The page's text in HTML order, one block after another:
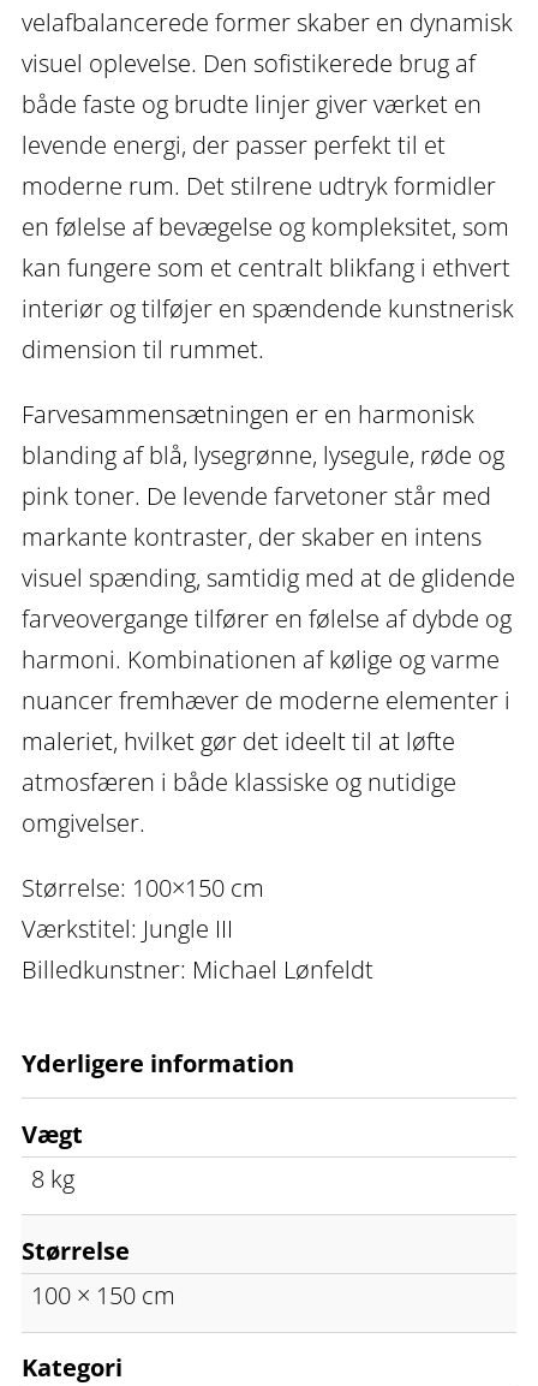
velafbalancerede former skaber en dynamisk
visuel oplevelse. Den sofistikerede brug af
både faste og brudte linjer giver værket en
levende energi, der passer perfekt til et
moderne rum. Det stilrene udtryk formidler
en følelse af bevægelse og kompleksitet, som
kan fungere som et centralt blikfang i ethvert
interiør og tilføjer en spændende kunstnerisk
dimension til rummet.
Farvesammensætningen er en harmonisk
blanding af blå, lysegrønne, lysegule, røde og
pink toner. De levende farvetoner står med
markante kontraster, der skaber en intens
visuel spænding, samtidig med at de glidende
farveovergange tilfører en følelse af dybde og
harmoni. Kombinationen af kølige og varme
nuancer fremhæver de moderne elementer i
maleriet, hvilket gør det ideelt til at løfte
atmosfæren i både klassiske og nutidige
omgivelser.
Størrelse: 100×150 cm
Værkstitel: Jungle III
Billedkunstner: Michael Lønfeldt
Yderligere information
Vægt
8 kg
Størrelse
100 × 150 cm
Kategori